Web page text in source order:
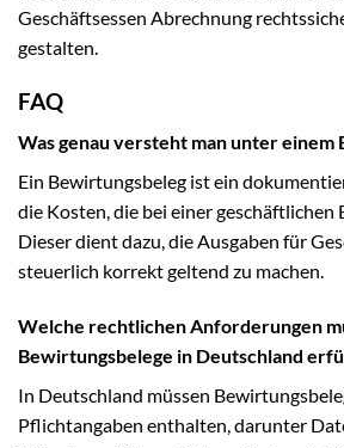
Geschäftsessen Abrechnung
gestalten.
FAQ
Was genau versteht man unter einem
Ein Bewirtungsbeleg ist ein
die Kosten, die bei einer
Dieser dient dazu, die Ausgaben für
steuerlich korrekt geltend zu machen.
Welche rechtlichen Anforderungen
Bewirtungsbelege in Deutschland
In Deutschland müssen
Pflichtangaben enthalten, darunter